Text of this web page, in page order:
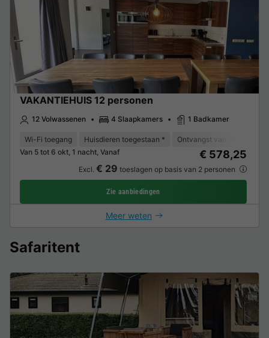
VAKANTIEHUIS 12 personen
12 Volwassenen 4 Slaapkamers 1 Badkamer
Wi-Fi toegang Huisdieren toegestaan *
Ontvangst van
Van 5 tot 6 okt, 1 nacht, Vanaf
€ 578,25
Excl. € 29 toeslagen op basis van 2 personen
Zie aanbiedingen
Meer weten
Safaritent